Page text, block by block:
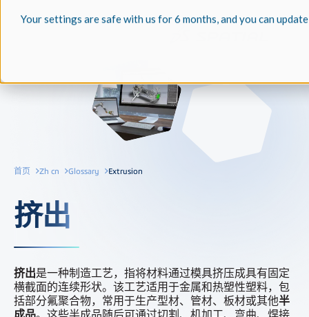
Your settings are safe with us for 6 months, and you can
首页 Zh cn Glossary Extrusion
挤出
挤出是一种制造工艺，指将材料通过模具挤压成具有固定
横截面的连续形状。该工艺适用于金属和热塑性塑料，包
括部分氟聚合物，常用于生产型材、管材、板材或其他半